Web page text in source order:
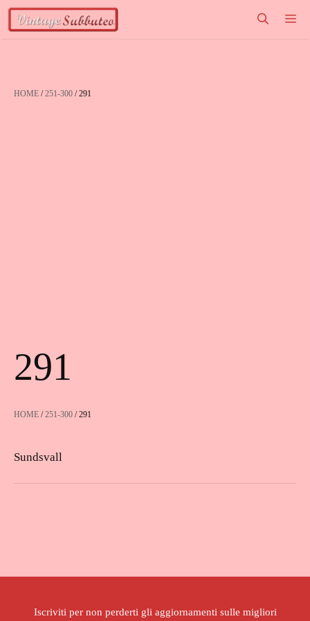
Vai
HOME /251-300 / 291
291
HOME /251-300 / 291
Sundsvall
Iscriviti per non perderti gli aggiornamenti sulle migliori